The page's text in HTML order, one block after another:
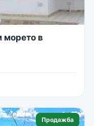
морето в
Продажба